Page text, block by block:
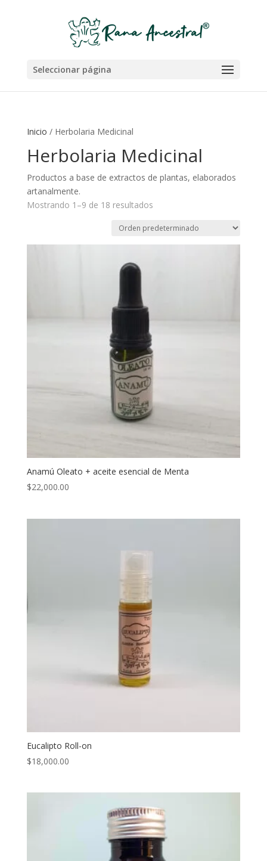
Seleccionar página
Inicio / Herbolaria Medicinal
Herbolaria Medicinal
Productos a base de extractos de plantas, elaborados
artanalmente.
Mostrando 1–9 de 18 resultados
Anamú Oleato + aceite esencial de Menta
$22,000.00
Eucalipto Roll-on
$18,000.00